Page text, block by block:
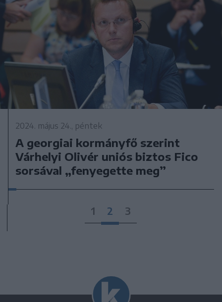
2024. május 24., péntek
A georgiai kormányfő szerint
Várhelyi Olivér uniós biztos Fico
sorsával „fenyegette meg”
1 2 3